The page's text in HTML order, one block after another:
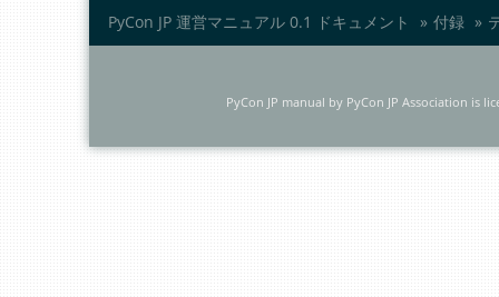
PyCon JP 運営マニュアル 0.1 ドキュメント » 付録 »
PyCon JP manual by PyCon JP Association is